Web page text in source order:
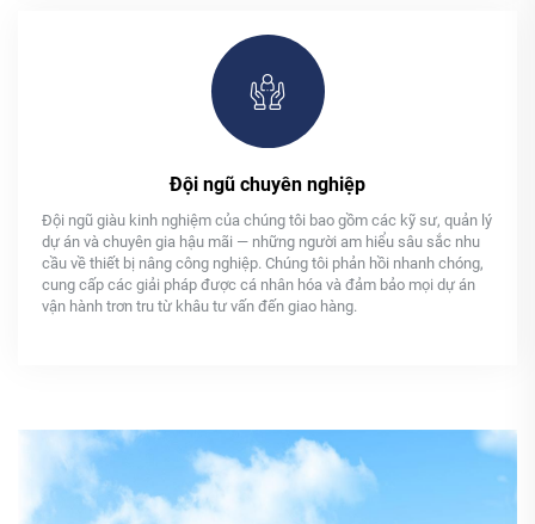
Đội ngũ chuyên nghiệp
Đội ngũ giàu kinh nghiệm của chúng tôi bao gồm các kỹ sư, quản lý
dự án và chuyên gia hậu mãi — những người am hiểu sâu sắc nhu
cầu về thiết bị nâng công nghiệp. Chúng tôi phản hồi nhanh chóng,
cung cấp các giải pháp được cá nhân hóa và đảm bảo mọi dự án
vận hành trơn tru từ khâu tư vấn đến giao hàng.